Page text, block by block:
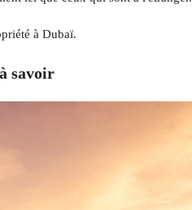
à Dubaï.
savoir